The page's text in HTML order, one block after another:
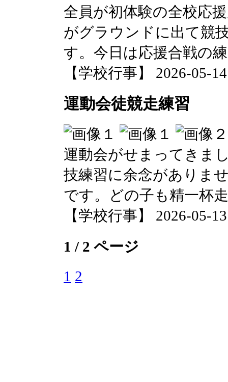
全員が初体験の全校応
がグラウンドに出て競
す。今日は応援合戦の
【学校行事】 2026-05-
運動会徒競走練習
運動会がせまってきま
技練習に余念がありま
です。どの子も精一杯
【学校行事】 2026-05-
1 / 2 ページ
1 2